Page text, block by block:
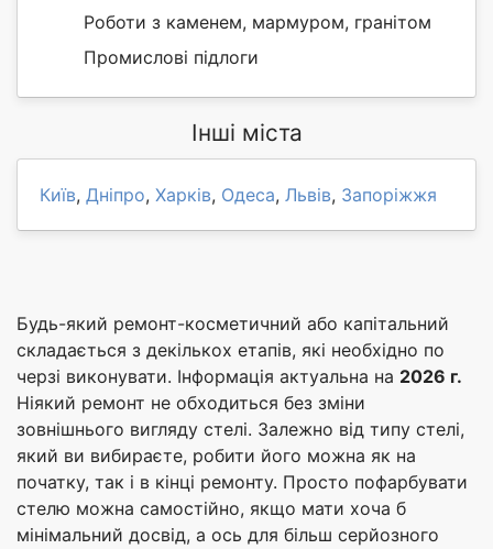
Роботи з каменем, мармуром, гранітом
Промислові підлоги
Інші міста
Київ, Дніпро, Харків, Одеса, Львів, Запоріжжя
Будь-який ремонт-косметичний або капітальний
складається з декількох етапів, які необхідно по
черзі виконувати. Інформація актуальна на 2026 г.
Ніякий ремонт не обходиться без зміни
зовнішнього вигляду стелі. Залежно від типу стелі,
який ви вибираєте, робити його можна як на
початку, так і в кінці ремонту. Просто пофарбувати
стелю можна самостійно, якщо мати хоча б
мінімальний досвід, а ось для більш серйозного